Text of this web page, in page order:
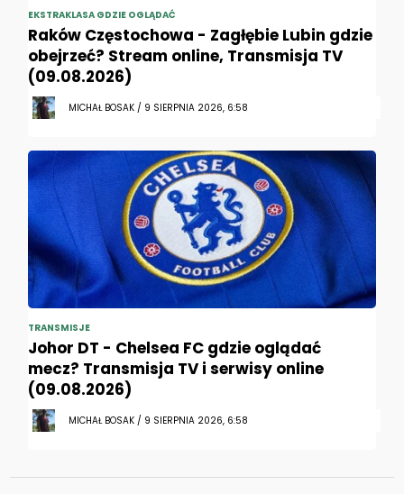
EKSTRAKLASA GDZIE OGLĄDAĆ
Raków Częstochowa - Zagłębie Lubin gdzie
obejrzeć? Stream online, Transmisja TV
(09.08.2026)
MICHAŁ BOSAK / 9 SIERPNIA 2026, 6:58
TRANSMISJE
Johor DT - Chelsea FC gdzie oglądać
mecz? Transmisja TV i serwisy online
(09.08.2026)
MICHAŁ BOSAK / 9 SIERPNIA 2026, 6:58